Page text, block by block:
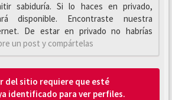
sabiduría. Si lo haces en privado,
disponible. Encontraste nuestra
De estar en privado no habrías
un post y compártelas
del sitio requiere que esté
identificado para ver perfiles.